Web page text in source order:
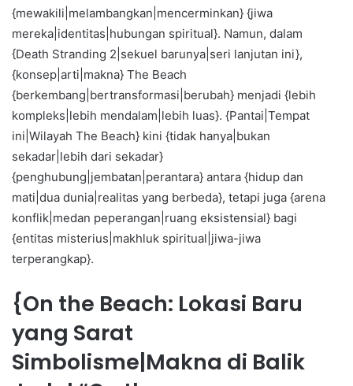
{mewakili|melambangkan|mencerminkan} {jiwa
mereka|identitas|hubungan spiritual}. Namun, dalam
{Death Stranding 2|sekuel barunya|seri lanjutan ini},
{konsep|arti|makna} The Beach
{berkembang|bertransformasi|berubah} menjadi {lebih
kompleks|lebih mendalam|lebih luas}. {Pantai|Tempat
ini|Wilayah The Beach} kini {tidak hanya|bukan
sekadar|lebih dari sekadar}
{penghubung|jembatan|perantara} antara {hidup dan
mati|dua dunia|realitas yang berbeda}, tetapi juga {arena
konflik|medan peperangan|ruang eksistensial} bagi
{entitas misterius|makhluk spiritual|jiwa-jiwa
terperangkap}.
{On the Beach: Lokasi Baru
yang Sarat
Simbolisme|Makna di Balik